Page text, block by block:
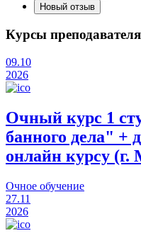
Новый отзыв
Курсы преподавателя
09.10
2026
Очный курс 1
банного дела" +
онлайн курсу (г.
Очное обучение
27.11
2026